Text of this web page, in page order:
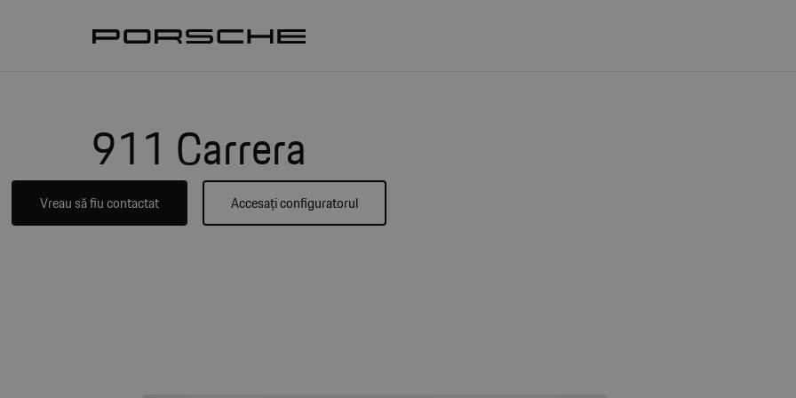
911 Carrera
Vreau să fiu contactat Accesați configuratorul